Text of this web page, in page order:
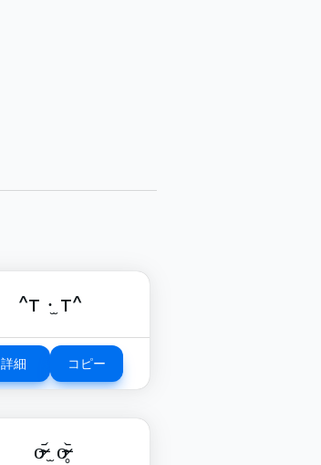
^т ·̫ т^
詳細 コピー
o̴̶̷᷄ ̫ o̴̶̷̥᷅